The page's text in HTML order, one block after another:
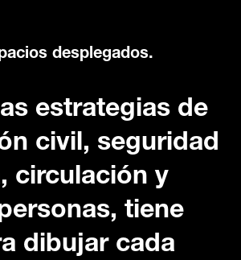
desplegados.
estrategias de
civil, seguridad
circulación y
tiene
dibujar cada